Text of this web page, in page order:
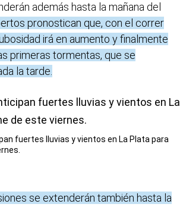
además hasta la mañana del
pronostican que, con el correr
irá en aumento y finalmente
primeras tormentas, que se
la tarde.
fuertes lluvias y vientos en La Plata para
se extenderán también hasta la